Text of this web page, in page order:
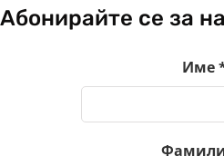
Абонирайте се за
Име